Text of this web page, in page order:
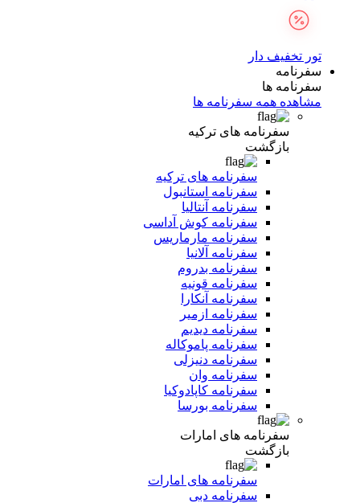
تور تخفیف دار
سفرنامه
سفرنامه ها
مشاهده همه سفرنامه ها
سفرنامه های ترکیه
بازگشت
سفرنامه های ترکیه
سفرنامه استانبول
سفرنامه آنتالیا
سفرنامه کوش آداسی
سفرنامه مارماریس
سفرنامه آلانیا
سفرنامه بدروم
سفرنامه قونیه
سفرنامه آنکارا
سفرنامه ازمیر
سفرنامه دیدیم
سفرنامه پاموکاله
سفرنامه دنیزلی
سفرنامه وان
سفرنامه کاپادوکیا
سفرنامه بورسا
سفرنامه های امارات
بازگشت
سفرنامه های امارات
سفرنامه دبی